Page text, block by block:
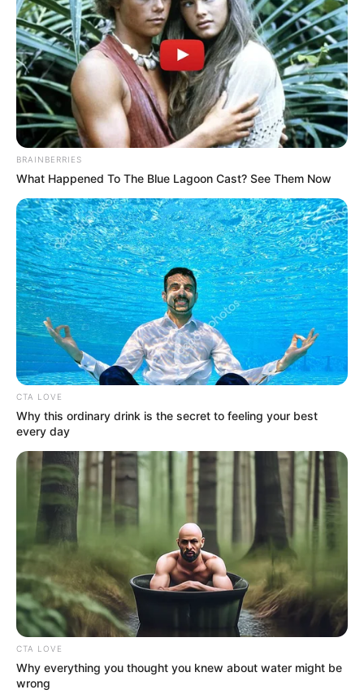
Pronostics et Analyse du QUINTE
PRIX KERJACQUES du 5 Avril 2025
à Vincennes
Le Prix Kerjacques, prévu ce samedi 5 avril 2025 à
Vincennes, s’annonce comme une épreuve de très
haut niveau. Disputée sur les 2700 mètres de la
BRAINBERRIES
What Happened To The Blue Lagoon Cast? See Them Now
CTA LOVE
Why this ordinary drink is the secret to feeling your best
every day
CTA LOVE
Why everything you thought you knew about water might be
wrong